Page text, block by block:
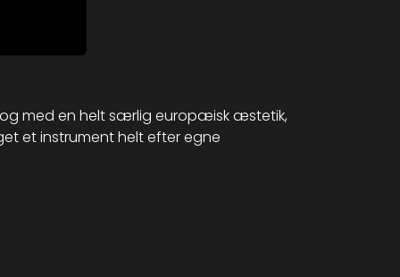
med en helt særlig europæisk æstetik,
et instrument helt efter egne